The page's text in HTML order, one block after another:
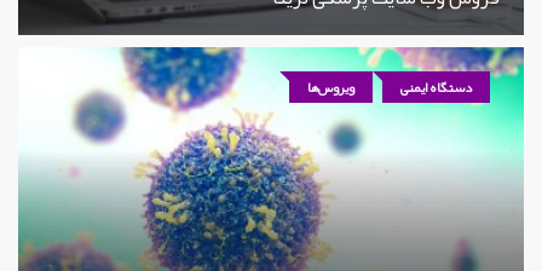
دستگاه ایمنی ویروس‌ها